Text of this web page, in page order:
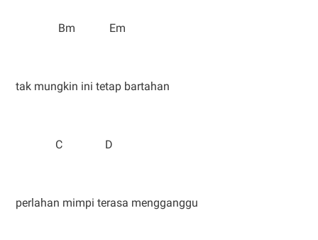
Bm Em
tak mungkin ini tetap bartahan
C D
perlahan mimpi terasa mengganggu